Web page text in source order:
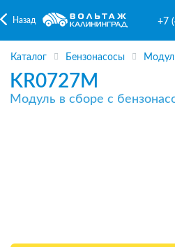
Назад +7
Каталог Бензонасосы
KR0727M
Модуль в сборе с